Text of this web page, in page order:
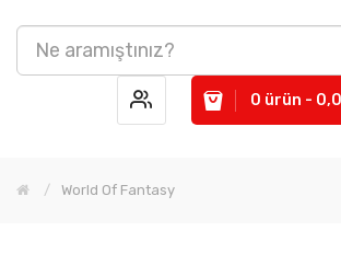
0 ürün -
World Of Fantasy